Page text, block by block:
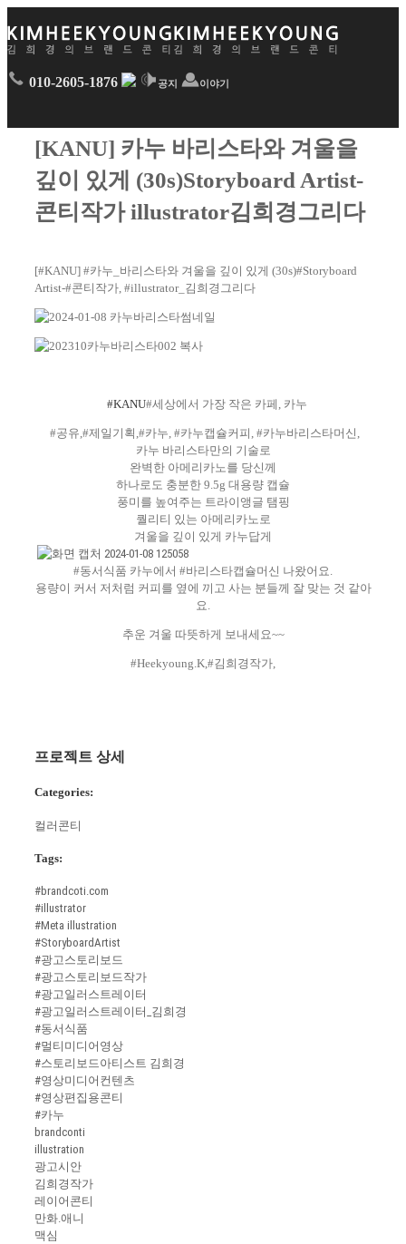
010-2605-1876 공지 이야기
[KANU] 카누 바리스타와 겨울을
깊이 있게 (30s)Storyboard Artist-
콘티작가 illustrator김희경그리다
[#KANU] #카누_바리스타와 겨울을 깊이 있게 (30s)#Storyboard
Artist-#콘티작가, #illustrator_김희경그리다
#KANU#세상에서 가장 작은 카페, 카누
#공유,#제일기획,#카누, #카누캡슐커피, #카누바리스타머신,
카누 바리스타만의 기술로
완벽한 아메리카노를 당신께
하나로도 충분한 9.5g 대용량 캡슐
풍미를 높여주는 트라이앵글 탬핑
퀄리티 있는 아메리카노로
겨울을 깊이 있게 카누답게
#동서식품 카누에서 #바리스타캡슐머신 나왔어요.
용량이 커서 저처럼 커피를 옆에 끼고 사는 분들께 잘 맞는 것 같아
요.
추운 겨울 따뜻하게 보내세요~~
#Heekyoung.K,#김희경작가,
프로젝트 상세
Categories:
컬러콘티
Tags:
#brandcoti.com
#illustrator
#Meta illustration
#StoryboardArtist
#광고스토리보드
#광고스토리보드작가
#광고일러스트레이터
#광고일러스트레이터_김희경
#동서식품
#멀티미디어영상
#스토리보드아티스트 김희경
#영상미디어컨텐츠
#영상편집용콘티
#카누
brandconti
illustration
광고시안
김희경작가
레이어콘티
만화.애니
맥심